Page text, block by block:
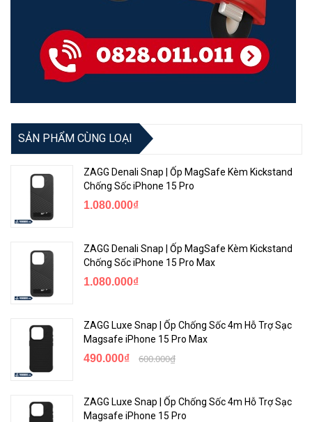
Đèn LED bàn phím giúp làm việc tốt trong điều kiện thiếu sáng
Bàn phím có độ nảy tốt, phím gõ êm, không gây tiếng ồn khi gõ.
Tốc độ ghi nhận nhanh và chính xác cho cảm giác thoải mái khi
thao tác gõ trên bàn phím.
bạn có thể làm việc hiệu quả trong cả trong điều kiện thiếu sáng.
Zagg Pro Keys có thời lượng sử dụng lên đến 1 năm giữa các lần
sạc, kết hợp cùng chức năng ngủ/ thức giúp duy trì tuổi thọ pin khi
bàn phím của bạn không được sử dụng. Đây cũng chính là một
điểm cộng cho Zagg Pro Keys với các chức năng hướng đến sự tiện
ích cho người sử dụng.
SẢN PHẨM CÙNG LOẠI
ZAGG Denali Snap | Ốp MagSafe Kèm Kickstand
Chống Sốc iPhone 15 Pro
1.080.000₫
ZAGG Denali Snap | Ốp MagSafe Kèm Kickstand
Chống Sốc iPhone 15 Pro Max
1.080.000₫
ZAGG Luxe Snap | Ốp Chống Sốc 4m Hỗ Trợ Sạc
Magsafe iPhone 15 Pro Max
490.000₫ 600.000₫
ZAGG Luxe Snap | Ốp Chống Sốc 4m Hỗ Trợ Sạc
Magsafe iPhone 15 Pro